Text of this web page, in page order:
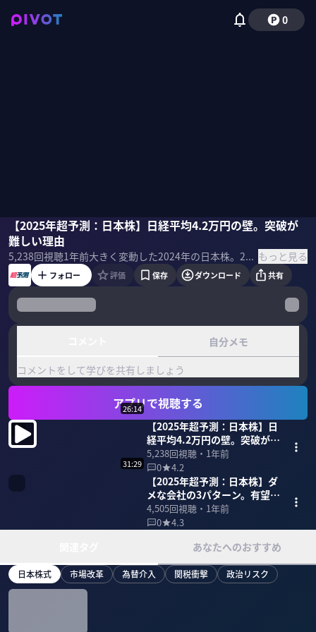
0
【2025年超予測：日本株】日経平均4.2万円の壁。突破が
難しい理由
5,238回視聴1年前 大きく変動した2024年の日本株。2025年は日経平均4.2万円の最高値を更新できるのか？最高値更新の条件は何か？個別株とセクターの選択において大事なポイントは何か？ピクテ・ジャパンの糸島孝俊シニアストラテジストに超予測してもらった。 もっと見る
糸島孝俊佐々木紀彦
フォロー 評価 保存 ダウンロード 共有
自分メモ
コメントをして学びを共有しましょう
アプリで視聴する
26:14
【2025年超予測：日本株】日
経平均4.2万円の壁。突破が難
しい理由
5,238回視聴・ 1年前
0
4.2
31:29
【2025年超予測：日本株】ダ
メな会社の3パターン。有望企
業の見抜き方
4,505回視聴・ 1年前
0
4.3
あなたへのおすすめ
日本株式 市場改革 為替介入 関税衝撃 政治リスク